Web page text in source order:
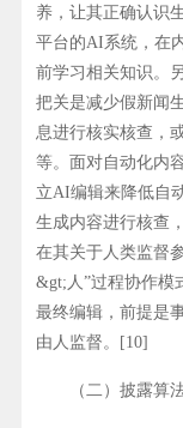
养，让其正确认识
平台的AI系统，在
前学习相关知识。
把关是减少假新闻
息进行核实核查，
等。面对自动化内
立AI编辑来降低自
生成内容进行核查
在其关于人类监督
&gt;人”过程协作模
最终编辑，前提是
由人监督。[10]
（二）披露算